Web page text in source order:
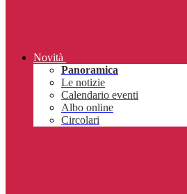
Novità
Panoramica
Le notizie
Calendario eventi
Albo online
Circolari